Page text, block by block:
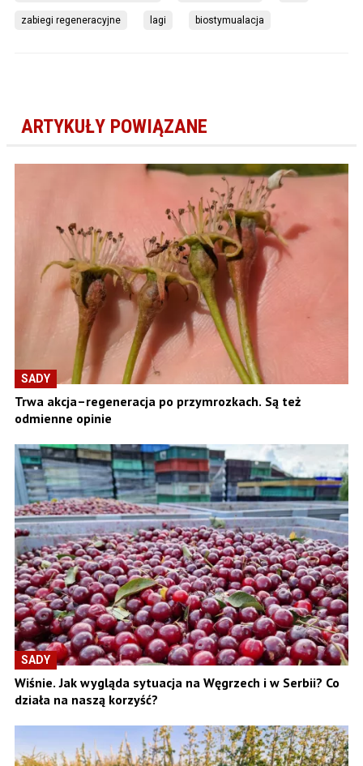
zabiegi regeneracyjne lagi biostymualacja
ARTYKUŁY POWIĄZANE
SADY
Trwa akcja–regeneracja po przymrozkach. Są też
odmienne opinie
SADY
Wiśnie. Jak wygląda sytuacja na Węgrzech i w Serbii? Co
działa na naszą korzyść?